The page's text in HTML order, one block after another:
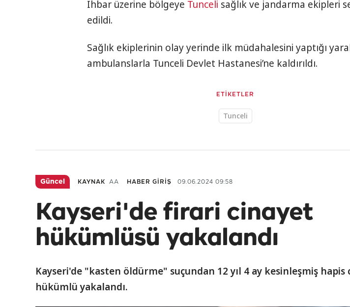
İhbar üzerine bölgeye Tunceli sağlık ve jandarma ekipleri
edildi.
Sağlık ekiplerinin olay yerinde ilk müdahalesini yaptığı
ambulanslarla Tunceli Devlet Hastanesi’ne kaldırıldı.
ETİKETLER
Tunceli
Güncel KAYNAK AA HABER GİRİŞ 09.06.2024 09:58
Kayseri'de firari cinayet
hükümlüsü yakalandı
Kayseri'de "kasten öldürme" suçundan 12 yıl 4 ay kesinleşmiş hapis
hükümlü yakalandı.